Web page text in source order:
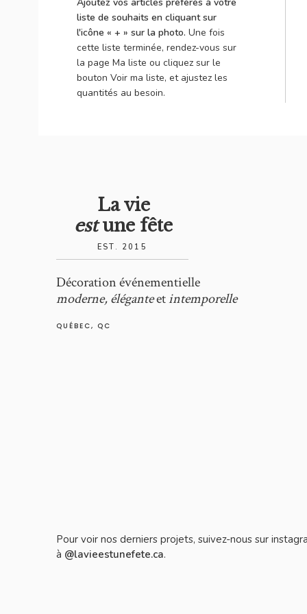
liste de souhaits en cliquant sur
l'icône « + » sur la photo. Une fois
cette liste terminée, rendez-vous sur
la page Ma liste ou cliquez sur le
bouton Voir ma liste, et ajustez les
quantités au besoin.
Pour voir nos derniers projets, suivez-nous sur
à @lavieestunefete.ca.
Décoration événementielle
moderne, éléganteetintemporelle
QUÉBEC, QC
La vie
estune fête
EST. 2015